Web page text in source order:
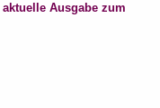
aktuelle Ausgabe zum